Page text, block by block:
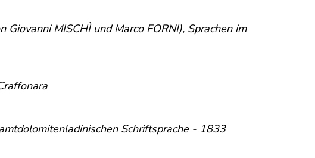
MISCHÌ und Marco FORNI), Sprachen im
Schriftsprache - 1833